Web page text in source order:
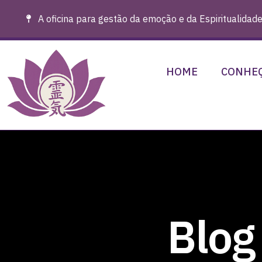
A oficina para gestão da emoção e da
HOME
Blog